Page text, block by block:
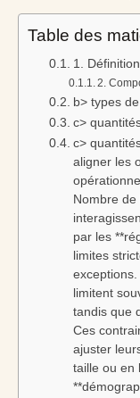
Table des
1.
2.
b> types
c>
c>
aligner les
Nombre
par les
limites
limitent
tandis que
Ces
ajuster
taille ou en